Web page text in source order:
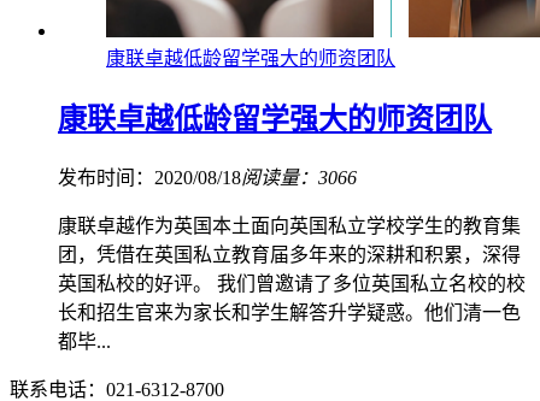
康联卓越低龄留学强大的师资团队
康联卓越低龄留学强大的师资团队
发布时间：2020/08/18阅读量：3066
康联卓越作为英国本土面向英国私立学校学生的教育集
团，凭借在英国私立教育届多年来的深耕和积累，深得
英国私校的好评。 我们曾邀请了多位英国私立名校的校
长和招生官来为家长和学生解答升学疑惑。他们清一色
都毕...
联系电话：021-6312-8700